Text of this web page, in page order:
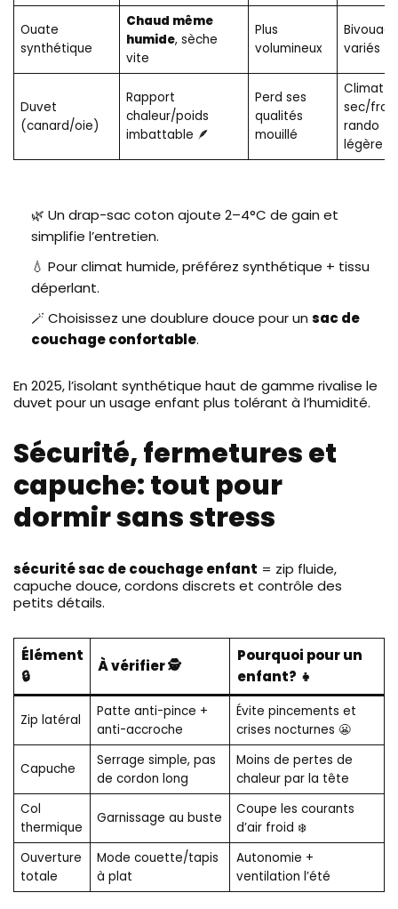
Ouate
synthétique
Chaud même
humide, sèche
vite
Plus
volumineux
Bivouacs
variés
Duvet
(canard/oie)
Rapport
chaleur/poids
imbattable 🪶
Perd ses
qualités
mouillé
Climat
sec/
rando
légère
🌿 Un drap-sac coton ajoute 2–4°C de gain et
simplifie l’entretien.
💧 Pour climat humide, préférez synthétique + tissu
déperlant.
🪄 Choisissez une doublure douce pour un sac de
couchage confortable.
En 2025, l’isolant synthétique haut de gamme rivalise le
duvet pour un usage enfant plus tolérant à l’humidité.
Sécurité, fermetures et
capuche: tout pour
dormir sans stress
sécurité sac de couchage enfant = zip fluide,
capuche douce, cordons discrets et contrôle des
petits détails.
Élément
🔒
À vérifier 🕵️
Pourquoi pour un
enfant? 👧
Zip latéral
Patte anti-pince +
anti-accroche
Évite pincements et
crises nocturnes 😬
Capuche
Serrage simple, pas
de cordon long
Moins de pertes de
chaleur par la tête
Col
thermique
Garnissage au buste
Coupe les courants
d’air froid ❄️
Ouverture
totale
Mode couette/tapis
à plat
Autonomie +
ventilation l’été